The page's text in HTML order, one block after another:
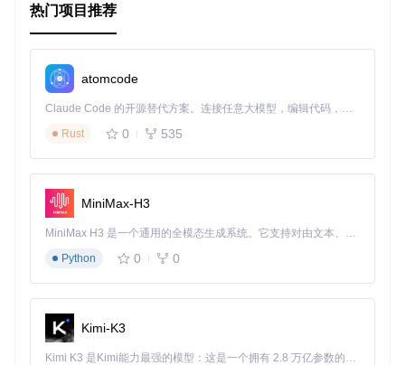
作为嵌入式系统的一部分。
项目特点
1. 模块化设计
项目采用模块化设计，每个模块都有清晰的职责和接口。这不
仅方便了代码的维护和扩展，也使得学习过程更加系统化。
2. 测试驱动开发
通过TDD的方法，项目确保了代码的高质量和稳定性。每个功
能模块都有对应的测试用例，帮助你快速定位和修复问题。
3. 详细的教程
项目提供了详细的教程文档，每个单元都有对应的代码实现、
4. 开源社区支持
作为一个开源项目，你可以在GitHub上找到项目的源代码，并
热门项目推荐
atomcode
Claude Code 的开源替代方案。连接任意大模型，编辑代码，运行命令，自动验证 — 全自动执行。用 Rust 构建，极致性能。 ｜ An open-source alternative to Claude Code. Connect any LLM, edit code, run commands, and verify changes — autonomously. Built in Rust for speed. Get Started
Rust
0 535
MiniMax-H3
MiniMax H3 是一个通用的全模态生成系统。它支持对由文本、图像、视频和音频组成的多模态上下文进行统一理解，并能生成分辨率高达 2K、时长可达 15 秒的带原生立体声音频的视频。得益于面向任务泛化的系统设计，H3 在预训练阶段就已具备广泛的多模态上下文理解与生成能力，能够出色地执行复杂的多模态指令。
Python
0 0
Kimi-K3
Kimi K3 是Kimi能力最强的模型：这是一个拥有 2.8 万亿参数的混合专家（MoE）模型，具备原生视觉理解能力，并支持 100 万 token 的上下文窗口。